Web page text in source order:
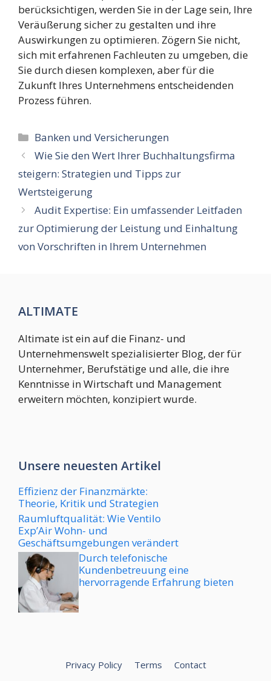
berücksichtigen, werden Sie in der Lage sein, Ihre
Veräußerung sicher zu gestalten und ihre
Auswirkungen zu optimieren. Zögern Sie nicht,
sich mit erfahrenen Fachleuten zu umgeben, die
Sie durch diesen komplexen, aber für die
Zukunft Ihres Unternehmens entscheidenden
Prozess führen.
Kategorien
Banken und Versicherungen
Wie Sie den Wert Ihrer Buchhaltungsfirma
steigern: Strategien und Tipps zur
Wertsteigerung
Audit Expertise: Ein umfassender Leitfaden
zur Optimierung der Leistung und Einhaltung
von Vorschriften in Ihrem Unternehmen
ALTIMATE
Altimate ist ein auf die Finanz- und
Unternehmenswelt spezialisierter Blog, der für
Unternehmer, Berufstätige und alle, die ihre
Kenntnisse in Wirtschaft und Management
erweitern möchten, konzipiert wurde.
Unsere neuesten Artikel
Effizienz der Finanzmärkte:
Theorie, Kritik und Strategien
Raumluftqualität: Wie Ventilo
Exp’Air Wohn- und
Geschäftsumgebungen verändert
Durch telefonische
Kundenbetreuung eine
hervorragende Erfahrung bieten
Privacy Policy Terms
Contact